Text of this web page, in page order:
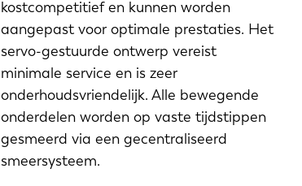
kostcompetitief en kunnen worden
aangepast voor optimale prestaties. Het
servo-gestuurde ontwerp vereist
minimale service en is zeer
onderhoudsvriendelijk. Alle bewegende
onderdelen worden op vaste tijdstippen
gesmeerd via een gecentraliseerd
smeersysteem.